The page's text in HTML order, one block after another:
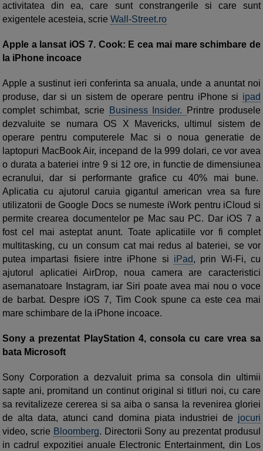
activitatea din ea, care sunt constrangerile si care sunt
exigentele acesteia, scrie Wall-Street.ro
Apple a lansat iOS 7. Cook: E cea mai mare schimbare de
la iPhone incoace
Apple a sustinut ieri conferinta sa anuala, unde a anuntat noi
produse, dar si un sistem de operare pentru iPhone si ipad
complet schimbat, scrie
Business Insider.
Printre produsele
dezvaluite se numara OS X Mavericks, ultimul sistem de
operare pentru computerele Mac si o noua generatie de
laptopuri MacBook Air, incepand de la 999 dolari, ce vor avea
o durata a bateriei intre 9 si 12 ore, in functie de dimensiunea
ecranului, dar si performante grafice cu 40% mai bune.
Aplicatia cu ajutorul caruia gigantul american vrea sa fure
utilizatorii de Google Docs se numeste iWork pentru iCloud si
permite crearea documentelor pe Mac sau PC. Dar iOS 7 a
fost cel mai asteptat anunt. Toate aplicatiile vor fi complet
multitasking, cu un consum cat mai redus al bateriei, se vor
putea impartasi fisiere intre iPhone si iPad, prin Wi-Fi, cu
ajutorul aplicatiei AirDrop, noua camera are caracteristici
asemanatoare Instagram, iar Siri poate avea mai nou o voce
de barbat. Despre iOS 7, Tim Cook spune ca este cea mai
mare schimbare de la iPhone incoace.
Sony a prezentat PlayStation 4, consola cu care vrea sa
bata Microsoft
Sony Corporation a dezvaluit prima sa consola din ultimii
sapte ani, promitand un continut original si titluri noi, cu care
sa revitalizeze cererea si sa aiba o sansa la revenirea gloriei
de alta data, atunci cand domina piata industriei de jocuri
video, scrie Bloomberg. Directorii Sony au prezentat produsul
in cadrul expozitiei anuale Electronic Entertainment, din Los